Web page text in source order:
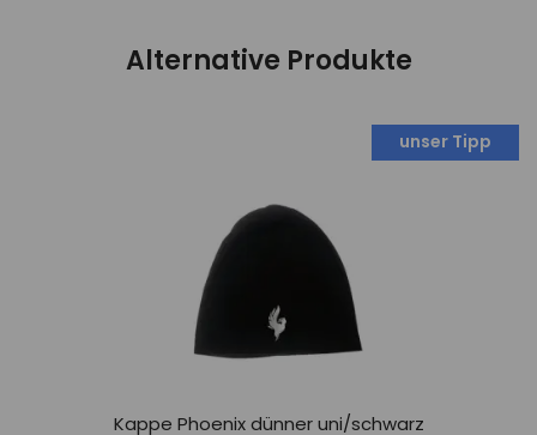
Alternative Produkte
unser Tipp
Kappe Phoenix dünner uni/schwarz